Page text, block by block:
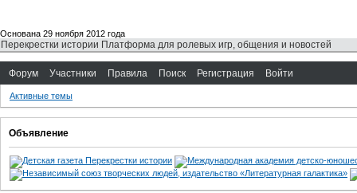
Основана 29 ноября 2012 года
Перекрестки истории Платформа для ролевых игр, общения и новостей
Форум Участники Правила Поиск Регистрация Войти
Активные темы
Объявление